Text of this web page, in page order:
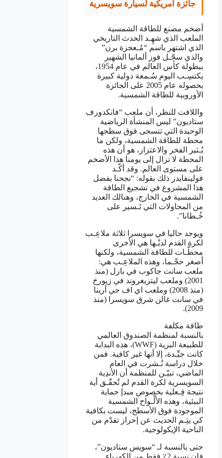
جائزة امريكية لسيارة سويسرية
أضخم مصنع للطاقة الشمسية
الملعب الذي شهِـد الحدث التاريخي
الذي اشتهر باسم “مُـعجزة برن”
والذي سجّـل فوز ألمانيا الشهير
ببطولة كأس العالم في عام 1954،
يكتسِـب اليوم سُـمعة دولية كبيرة
بحصوله عام 2005 على الجائزة
الأوروبية للطاقة الشمسية.
واللافت للنظر، أن ملعب “فانكدورف
ستاديون” ليس المنشأة الرياضية
الوحيدة التي تتسجى فوق سطحها
محطة للطاقة الشمسية، ولكن ما
يُـثير الفخر والاعتزاز، هو أن هذه
المحطة لا تزال إلى يومنا هذا الأضخم
على مستوى العالم. وقد أكّـد
فولينفايدر ذلك بقوله: “نجحنا بفضل
هذا المشروع في تشجيع الطاقة
الشمسية في الخارج، وهنالك العديد
من المحاولات التي تَـسير على
خُـطانا”.
ويوجد حاليا في سويسرا ثلاثة ملاعِـب
لكرة القدم لديْـها هي الأخرى
محطّـات للطاقة الشمسية، ولكنها
أصغر حجْـما، وهذه الملاعِـب هي:
ملعب سانت جاكوب في بازل (منذ
2001) وملعب ليتزيغروند في زيورخ
(منذ 2008) وملعب اي اف جي أرينا
في سانت غالن شرق سويسرا (منذ
2009).
طاقة مكلفة
بالنسبة لمنظمة الصندوق العالمي
للطبيعة البرية (WWF)، هذه البداية
كانت جيِّـدة، إلا أنها غير كافية. فمن
خلال دراسة نُـشرت في العام
الماضي، تبيّـن للمنظمة أن الأندِية
السويسرية لكرة القدم لم تُحقّـق أية
نتيجة فِـعلية بخصوص مبدإ حماية
البيئية، وهذه الألْـواح الشمسية
الموجودة فوق الأسطح، ليست بكافية
كي يتِـم الحديث عن إحراز تقدّم من
الناحية الإيكولوجية.
حتى بالنسبة لـ “سويس ستاديون”،